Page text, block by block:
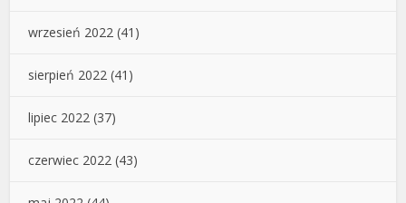
wrzesień 2022 (41)
sierpień 2022 (41)
lipiec 2022 (37)
czerwiec 2022 (43)